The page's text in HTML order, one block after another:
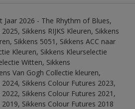
Jaar 2026 - The Rhythm of Blues,
Sikkens RIJKS Kleuren, Sikkens
Sikkens 5051, Sikkens ACC naar
Kleuren, Sikkens Kleurselectie
Witten, Sikkens
Van Gogh Collectie kleuren,
Sikkens Colour Futures 2023,
Sikkens Colour Futures 2021,
Sikkens Colour Futures 2018